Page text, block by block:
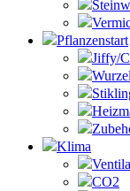
Pflanzenstart
Jiffy/
Klima
CO2